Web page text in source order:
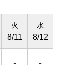
火
8/11
水
8/12